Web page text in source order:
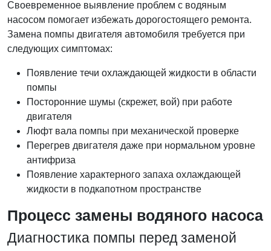
Своевременное выявление проблем с водяным
насосом помогает избежать дорогостоящего ремонта.
Замена помпы двигателя автомобиля требуется при
следующих симптомах:
Появление течи охлаждающей жидкости в области
помпы
Посторонние шумы (скрежет, вой) при работе
двигателя
Люфт вала помпы при механической проверке
Перегрев двигателя даже при нормальном уровне
антифриза
Появление характерного запаха охлаждающей
жидкости в подкапотном пространстве
Процесс замены водяного насоса
Диагностика помпы перед заменой